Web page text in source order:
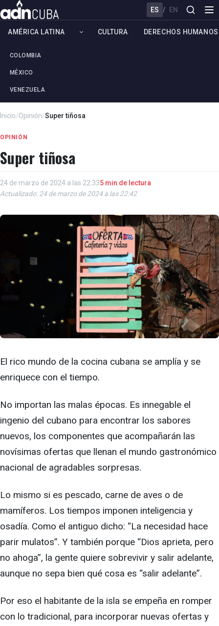
ES / EN
AMÉRICA LATINA
COLOMBIA
MÉXICO
VENEZUELA
CULTURA DERECHOS HUMANOS
Inicio/Opinión/Super tiñosa
OPINIÓN
Super tiñosa
24 de marzo de 2024 a las 22:335 min de lectura
Actualizado: 24 de marzo de 2024 a las 22:42
El rico mundo de la cocina cubana se amplía y se
enriquece con el tiempo.
No importan las malas épocas. Es innegable el
ingenio del cubano para encontrar los sabores
nuevos, los componentes que acompañarán las
novísimas ofertas que llenan el mundo gastronómico
nacional de agradables sorpresas.
Lo mismo si es pescado, carne de aves o de
mamíferos. Los tiempos imponen inteligencia y
osadía. Como el antiguo dicho: “La necesidad hace
parir mulatos”. Y también porque “Dios aprieta, pero
no ahoga”, la gente quiere sobrevivir y salir adelante,
aunque no sepa bien qué cosa es “salir adelante”.
Por eso el habitante de la isla se empeña en romper
con lo tradicional, para incorporar nuevas ofertas y